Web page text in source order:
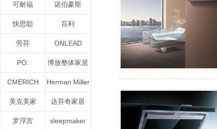
可耐福 诺伯豪斯
快思聪 百利
劳芬 ONLEAD
PO: 博放整体家居
CMERICH Herman Miller
美克美家 达芬奇家居
罗浮宫 sleepmaker